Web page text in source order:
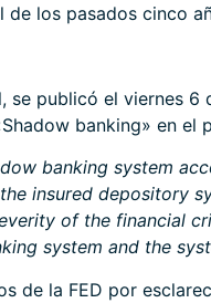
de los pasados cinco
, se publicó el viernes 6
banking» en el
banking system
insured depository
of the financial
system and the
de la FED por